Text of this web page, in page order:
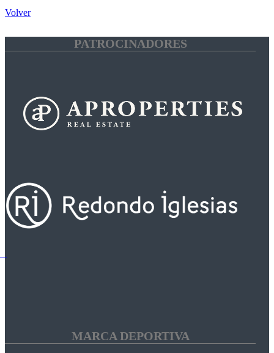
Volver
PATROCINADORES
MARCA DEPORTIVA